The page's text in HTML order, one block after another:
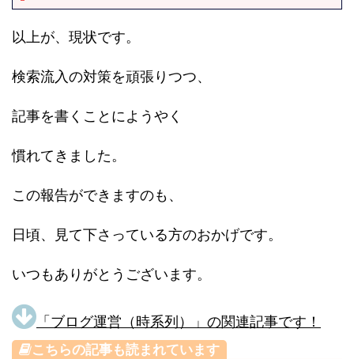
以上が、現状です。
検索流入の対策を頑張りつつ、
記事を書くことにようやく
慣れてきました。
この報告ができますのも、
日頃、見て下さっている方のおかげです。
いつもありがとうございます。
「ブログ運営（時系列）」の関連記事です！
こちらの記事も読まれています